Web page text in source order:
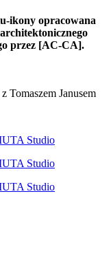
ikony opracowana
przez [AC-CA].
Tomaszem Janusem